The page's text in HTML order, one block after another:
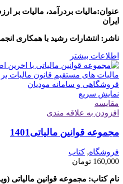
عنوان:مالیات بردرآمد، مالیات بر
ایران
ناشر: انتشارات رشید با همکاری
اطلاعات بیشتر
نمایش سریع
مقايسه
افزودن به علاقه مندی
مجموعه قوانین مالیاتی1401
فروشگاه, کتاب
160,000 تومان
نام کتاب: مجموعه قوانین مالیاتی